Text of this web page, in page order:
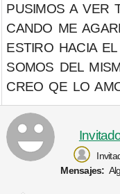
PUSIMOS A VER
CANDO ME
ESTIRO HACIA
SOMOS DEL
CREO QE LO
Mensajes: